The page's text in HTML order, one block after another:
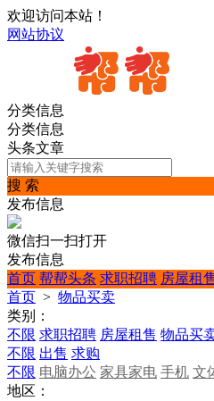
欢迎访问本站！
网站协议
分类信息
分类信息
头条文章
搜 索
发布信息
微信扫一扫打开
发布信息
首页 帮帮头条 求职招聘 房屋租
首页 > 物品买卖
类别：
不限 求职招聘 房屋租售 物品买
不限 出售 求购
不限 电脑办公 家具家电 手机 文
地区：